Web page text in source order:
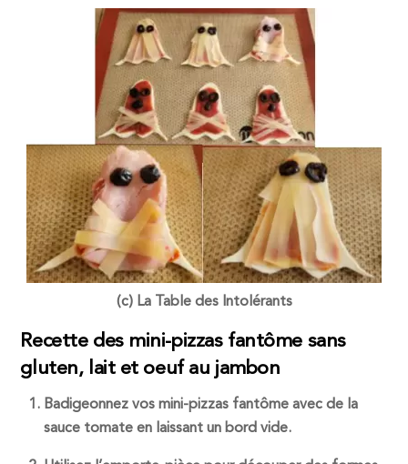
(c) La Table des Intolérants
Recette des mini-pizzas fantôme sans
gluten, lait et oeuf au jambon
Badigeonnez vos mini-pizzas fantôme avec de la
sauce tomate en laissant un bord vide.